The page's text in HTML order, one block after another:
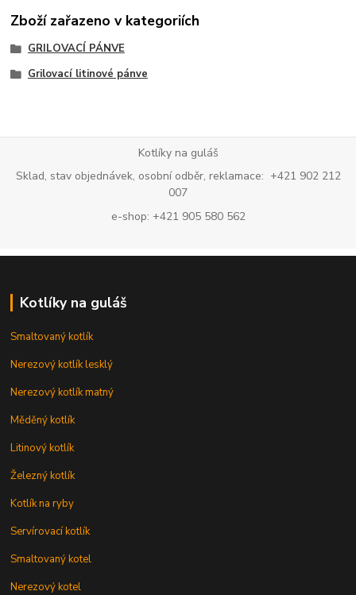
Zboží zařazeno v kategoriích
GRILOVACÍ PÁNVE
Grilovací litinové pánve
Kotlíky na guláš
Sklad, stav objednávek, osobní odběr, reklamace: +421 902 212
007
e-shop: +421 905 580 562
Kotlíky na guláš
Smaltovaný kotlík
Nerezový kotlík lesklý
Nerezový kotlík matný
Měděný kotlík
Litinový kotlík
Železný kotlík
Kotlík na ryby
Servírovací kotlík
Smaltovaný kotel
Nerezový kotel